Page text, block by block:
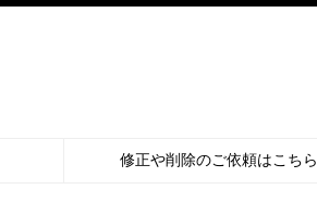
修正や削除のご依頼はこちら